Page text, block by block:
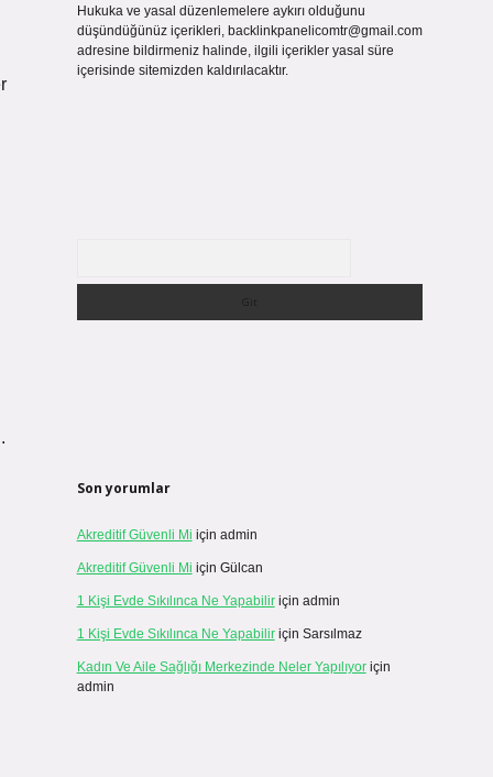
Hukuka ve yasal düzenlemelere aykırı olduğunu
düşündüğünüz içerikleri, backlinkpanelicomtr@gmail.com
adresine bildirmeniz halinde, ilgili içerikler yasal süre
içerisinde sitemizden kaldırılacaktır.
Son yorumlar
Akreditif Güvenli Mi için admin
Akreditif Güvenli Mi için Gülcan
1 Kişi Evde Sıkılınca Ne Yapabiliriçin admin
1 Kişi Evde Sıkılınca Ne Yapabiliriçin Sarsılmaz
Kadın Ve Aile Sağlığı Merkezinde Neler Yapılıyoriçin
admin